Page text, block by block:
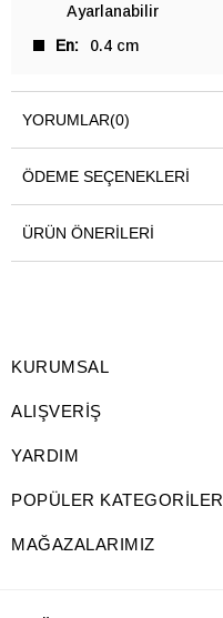
Ayarlanabilir
En
0.4 cm
YORUMLAR(0)
ÖDEME SEÇENEKLERI
ÜRÜN ÖNERILERI
KURUMSAL
ALIŞVERİŞ
YARDIM
POPÜLER KATEGORİLER
MAĞAZALARIMIZ